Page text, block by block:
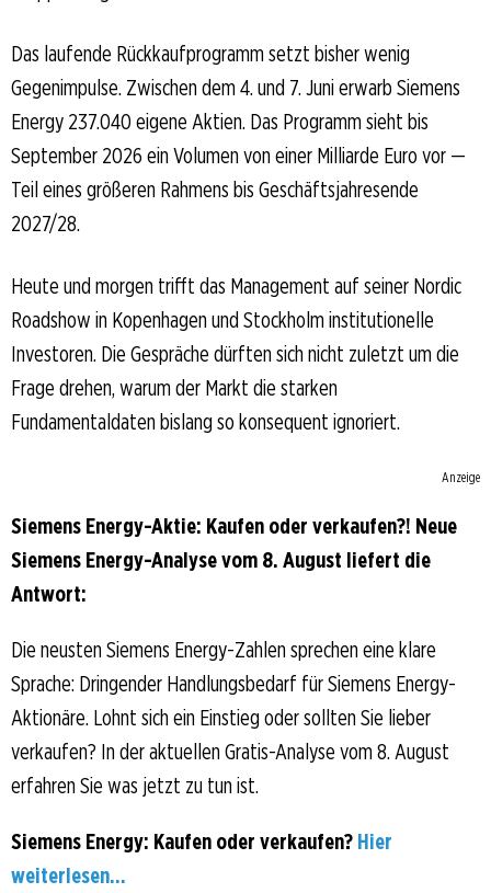
Das laufende Rückkaufprogramm setzt bisher wenig
Gegenimpulse. Zwischen dem 4. und 7. Juni erwarb Siemens
Energy 237.040 eigene Aktien. Das Programm sieht bis
September 2026 ein Volumen von einer Milliarde Euro vor —
Teil eines größeren Rahmens bis Geschäftsjahresende
2027/28.
Heute und morgen trifft das Management auf seiner Nordic
Roadshow in Kopenhagen und Stockholm institutionelle
Investoren. Die Gespräche dürften sich nicht zuletzt um die
Frage drehen, warum der Markt die starken
Fundamentaldaten bislang so konsequent ignoriert.
Anzeige
Siemens Energy-Aktie: Kaufen oder verkaufen?! Neue
Siemens Energy-Analyse vom 8. August liefert die
Antwort:
Die neusten Siemens Energy-Zahlen sprechen eine klare
Sprache: Dringender Handlungsbedarf für Siemens Energy-
Aktionäre. Lohnt sich ein Einstieg oder sollten Sie lieber
verkaufen? In der aktuellen Gratis-Analyse vom 8. August
erfahren Sie was jetzt zu tun ist.
Siemens Energy: Kaufen oder verkaufen? Hier
weiterlesen...